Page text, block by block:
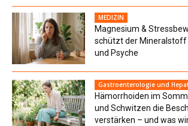
MEDIZIN
Magnesium &
schützt der Mineralstoff
und Psyche
Gastroenterologie und
Hämorrhoiden im
und Schwitzen die
verstärken – und was